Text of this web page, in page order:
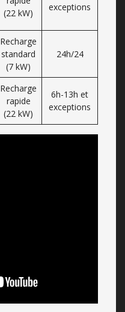
(22 kW)
exceptions
Recharge
standard
(7 kW)
24h/24
Recharge
rapide
(22 kW)
6h-13h et
exceptions